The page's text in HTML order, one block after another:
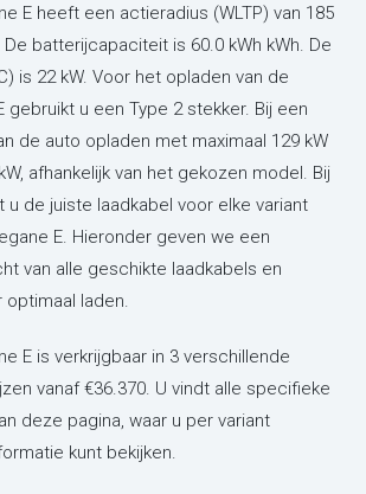
E heeft een actieradius (WLTP) van 185
batterijcapaciteit is 60.0 kWh kWh. De
is 22 kW. Voor het opladen van de
gebruikt u een Type 2 stekker. Bij een
de auto opladen met maximaal 129 kW
afhankelijk van het gekozen model. Bij
u de juiste laadkabel voor elke variant
E. Hieronder geven we een
van alle geschikte laadkabels en
laden.
E is verkrijgbaar in 3 verschillende
vanaf €36.370. U vindt alle specifieke
deze pagina, waar u per variant
kunt bekijken.